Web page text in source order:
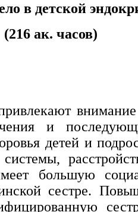
в детской
(216 ак. часов)
внимание
и
детей и
большую
сестре.